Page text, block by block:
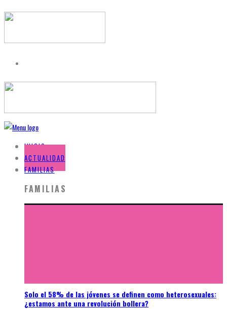
INICIO
ACTUALIDAD
FAMILIAS
FAMILIAS
Solo el 58% de las jóvenes se definen como heterosexuales:
¿estamos ante una revolución bollera?